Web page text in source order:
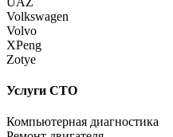
Volkswagen
Volvo
XPeng
Zotye
Услуги СТО
Компьютерная диагностика